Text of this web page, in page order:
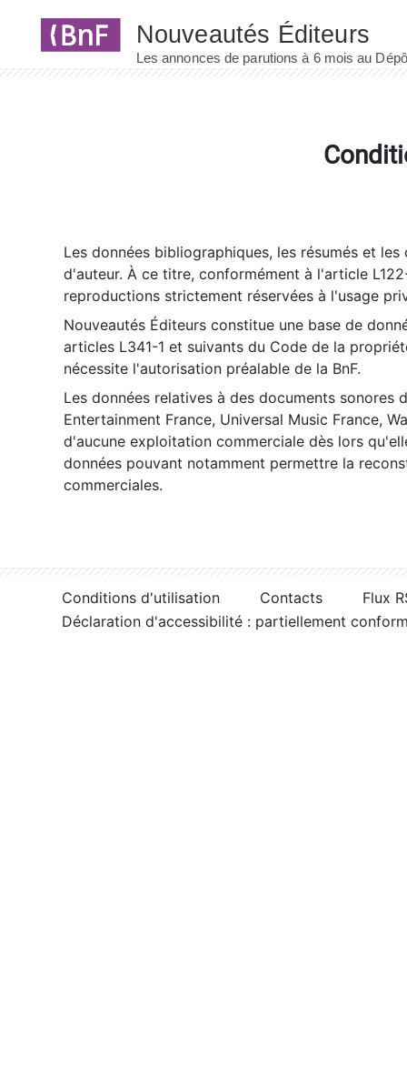
Les données bibliographiques, les résumés et
d'auteur. À ce titre, conformément à l'article
reproductions strictement réservées à l'usage
Nouveautés Éditeurs constitue une base de
articles L341-1 et suivants du Code de la
nécessite l'autorisation préalable de la BnF.
Les données relatives à des documents sonores
Entertainment France, Universal Music France,
d'aucune exploitation commerciale dès lors
données pouvant notamment permettre la
commerciales.
Conditions d'utilisation Contacts
Flux
Déclaration d'accessibilité : partiellement